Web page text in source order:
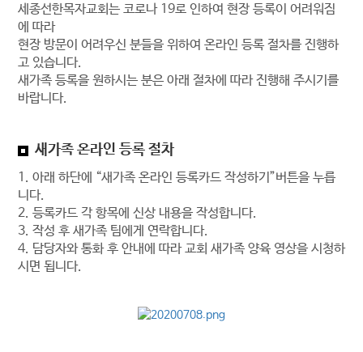
세종선한목자교회는 코로나 19로 인하여 현장 등록이 어려워짐
에 따라
현장 방문이 어려우신 분들을 위하여 온라인 등록 절차를 진행하
고 있습니다.
새가족 등록을 원하시는 분은 아래 절차에 따라 진행해 주시기를
바랍니다.
새가족 온라인 등록 절차
1. 아래 하단에 “새가족 온라인 등록카드 작성하기”버튼을 누릅
니다.
2. 등록카드 각 항목에 신상 내용을 작성합니다.
3. 작성 후 새가족 팀에게 연락합니다.
4. 담당자와 통화 후 안내에 따라 교회 새가족 양육 영상을 시청하
시면 됩니다.